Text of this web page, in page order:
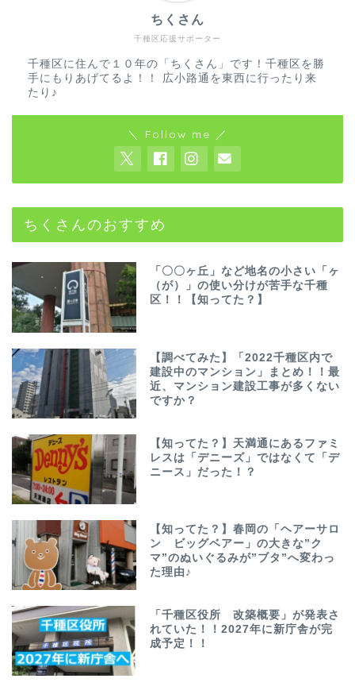
千種区応援サポーター
ちくさん
千種区に住んで１０年の「ちくさん」です！千種区を勝
手にもりあげてるよ！！ 広小路通を東西に行ったり来
たり♪
＼ Follow me ／
ちくさんのおすすめ
「〇〇ヶ丘」など地名の小さい「ヶ
（が）」の使い分けが苦手な千種
区！！【知ってた？】
【調べてみた】「2022千種区内で
建設中のマンション」まとめ！！最
近、マンション建設工事が多くない
ですか？
【知ってた？】天満通にあるファミ
レスは「デニーズ」ではなくて「デ
ニース」だった！？
【知ってた？】春岡の「ヘアーサロ
ン ビッグベアー」の大きな”ク
マ”のぬいぐるみが”ブタ”へ変わっ
た理由♪
「千種区役所 改築概要」が発表さ
れていた！！2027年に新庁舎が完
成予定！！